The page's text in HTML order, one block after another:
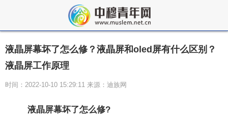
液晶屏幕坏了怎么修？液晶屏和oled屏有什么区别？
液晶屏工作原理
时间：2022-10-10 15:29:11 来源：迪族网
液晶屏幕坏了怎么修?